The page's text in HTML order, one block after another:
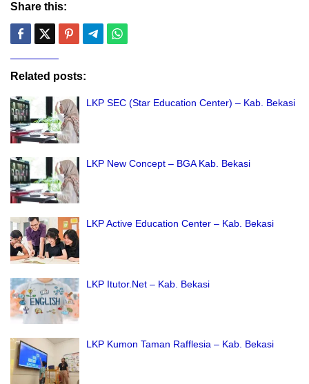
Share this:
Related posts:
LKP SEC (Star Education Center) – Kab. Bekasi
LKP New Concept – BGA Kab. Bekasi
LKP Active Education Center – Kab. Bekasi
LKP Itutor.Net – Kab. Bekasi
LKP Kumon Taman Rafflesia – Kab. Bekasi